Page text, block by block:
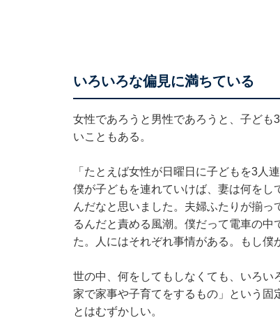
いろいろな偏見に満ちている
女性であろうと男性であろうと、子ど
いこともある。
「たとえば女性が日曜日に子どもを3人
僕が子どもを連れていけば、妻は何をし
んだなと思いました。夫婦ふたりが揃
るんだと責める風潮。僕だって電車の
た。人にはそれぞれ事情がある。もし僕
世の中、何をしてもしなくても、いろ
家で家事や子育てをするもの」という固
とはむずかしい。